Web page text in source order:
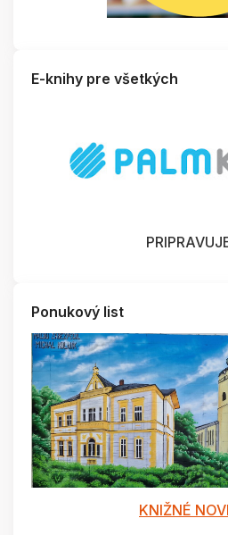
E-knihy pre všetkých
Ponukový list
KNIŽNÉ